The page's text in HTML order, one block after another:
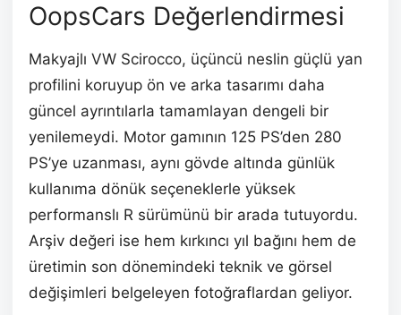
OopsCars Değerlendirmesi
Makyajlı VW Scirocco, üçüncü neslin güçlü yan
profilini koruyup ön ve arka tasarımı daha
güncel ayrıntılarla tamamlayan dengeli bir
yenilemeydi. Motor gamının 125 PS’den 280
PS’ye uzanması, aynı gövde altında günlük
kullanıma dönük seçeneklerle yüksek
performanslı R sürümünü bir arada tutuyordu.
Arşiv değeri ise hem kırkıncı yıl bağını hem de
üretimin son dönemindeki teknik ve görsel
değişimleri belgeleyen fotoğraflardan geliyor.